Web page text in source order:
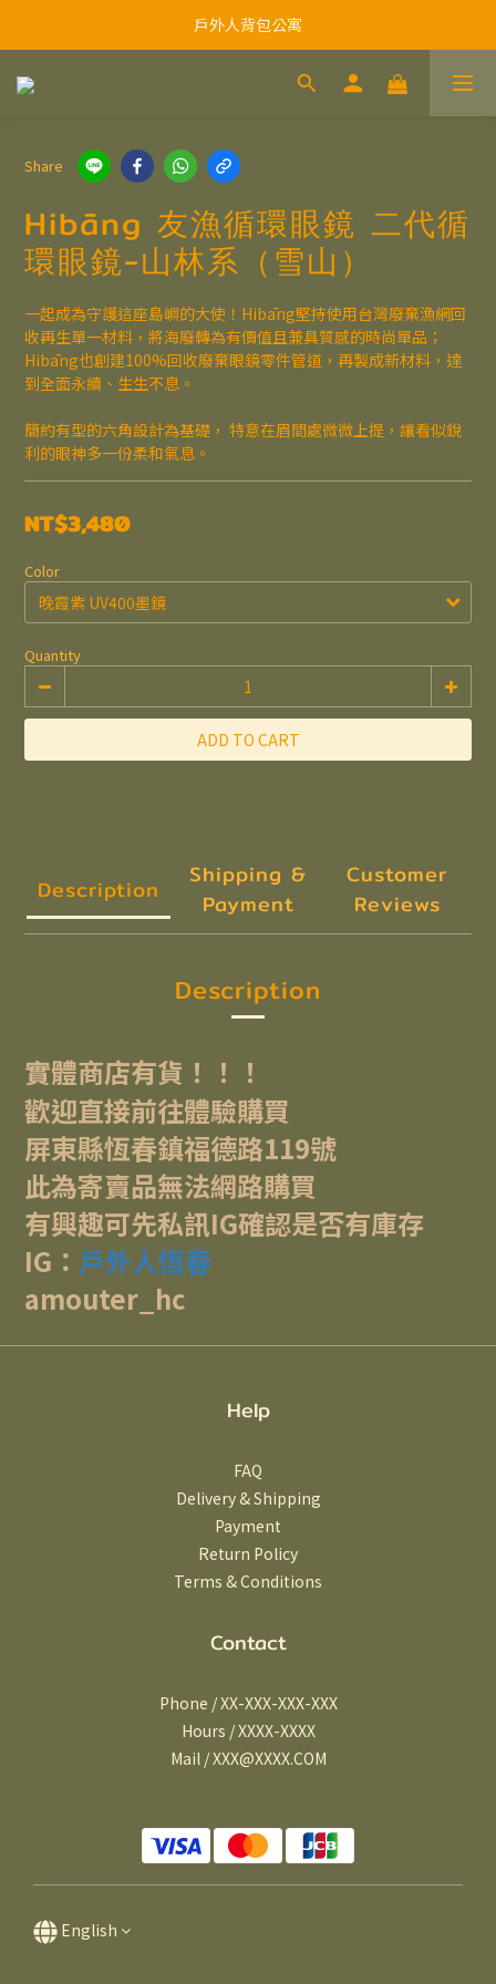
戶外人背包公寓
Share
Hibāng 友漁循環眼鏡 二代循
環眼鏡-山林系（雪山）
一起成為守護這座島嶼的大使！Hibāng堅持使用台灣廢棄漁網回
收再生單一材料，將海廢轉為有價值且兼具質感的時尚單品；
Hibāng也創建100%回收廢棄眼鏡零件管道，再製成新材料，達
到全面永續、生生不息。
簡約有型的六角設計為基礎， 特意在眉間處微微上提，讓看似銳
利的眼神多一份柔和氣息。
NT$3,480
Color
Quantity
ADD TO CART
Description
Shipping &
Payment
Customer
Reviews
Description
實體商店有貨！！！
歡迎直接前往體驗購買
屏東縣恆春鎮福德路119號
此為寄賣品無法網路購買
有興趣可先私訊IG確認是否有庫存
IG： 戶外人恆春
amouter_hc
Help
FAQ
Delivery & Shipping
Payment
Return Policy
Terms & Conditions
Contact
Phone / XX-XXX-XXX-XXX
Hours / XXXX-XXXX
Mail / XXX@XXXX.COM
English